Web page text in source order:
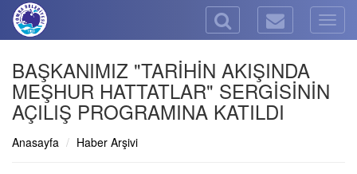
BAŞKANIMIZ "TARİHİN AKIŞINDA
MEŞHUR HATTATLAR" SERGİSİNİN
AÇILIŞ PROGRAMINA KATILDI
Anasayfa Haber Arşivi